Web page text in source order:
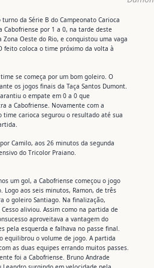
da Série B do Campeonato Carioca
Cabofriense por 1 a 0, na tarde deste
Oeste do Rio, e conquistou uma vaga
feito coloca o time próximo da volta à
se começa por um bom goleiro. O
os jogos finais da Taça Santos Dumont.
o empate em 0 a 0 que
a Cabofriense. Novamente com a
carioca segurou o resultado até sua
Camilo, aos 26 minutos da segunda
do Tricolor Praiano.
um gol, a Cabofriense começou o jogo
Logo aos seis minutos, Ramon, de três
o goleiro Santiago. Na finalização,
aliviou. Assim como na partida de
aproveitava a vantagem do
pela esquerda e falhava no passe final.
equilibrou o volume de jogo. A partida
as duas equipes errando muitos passes.
foi a Cabofriense. Bruno Andrade